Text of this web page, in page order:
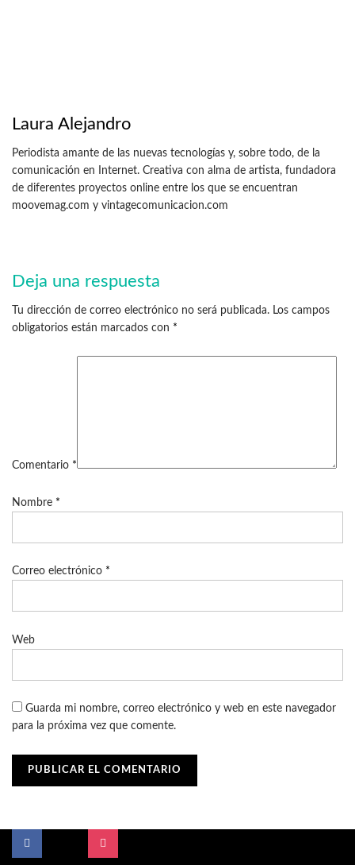
Laura Alejandro
Periodista amante de las nuevas tecnologías y, sobre todo, de la
comunicación en Internet. Creativa con alma de artista, fundadora
de diferentes proyectos online entre los que se encuentran
moovemag.com y vintagecomunicacion.com
Deja una respuesta
Tu dirección de correo electrónico no será publicada. Los campos
obligatorios están marcados con *
Comentario *
Nombre *
Correo electrónico *
Web
Guarda mi nombre, correo electrónico y web en este navegador
para la próxima vez que comente.